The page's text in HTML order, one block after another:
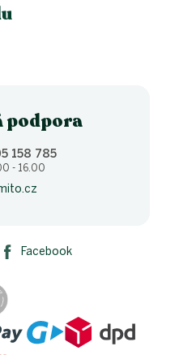
podpora
158 785
- 16.00
Facebook